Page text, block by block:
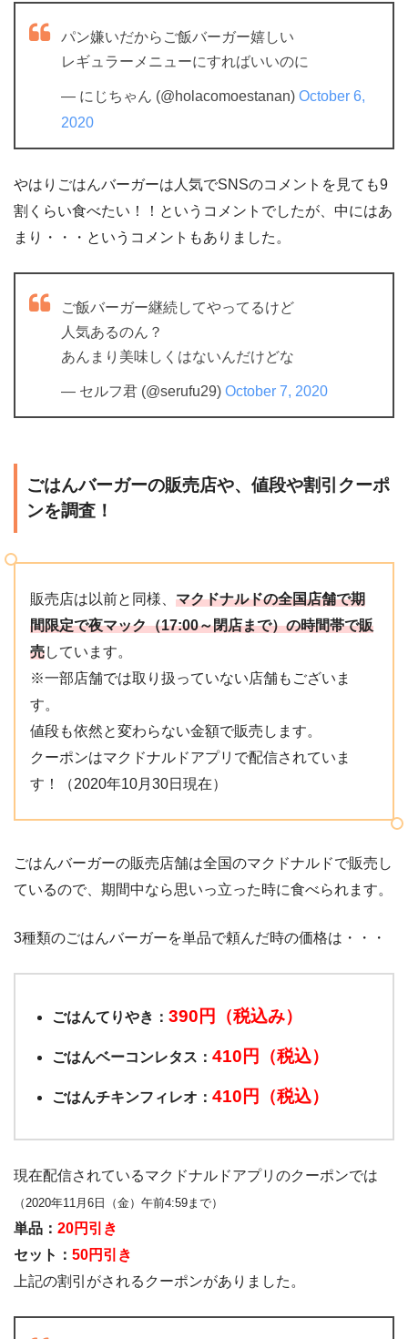
パン嫌いだからご飯バーガー嬉しい
レギュラーメニューにすればいいのに
— にじちゃん (@holacomoestanan) October 6,
2020
やはりごはんバーガーは人気でSNSのコメントを見ても9
割くらい食べたい！！というコメントでしたが、中にはあ
まり・・・というコメントもありました。
ご飯バーガー継続してやってるけど
人気あるのん？
あんまり美味しくはないんだけどな
— セルフ君 (@serufu29) October 7, 2020
ごはんバーガーの販売店や、値段や割引クーポ
ンを調査！
販売店は以前と同様、 マクドナルドの全国店舗で期
間限定で夜マック（17:00～閉店まで）の時間帯で販
売しています。
※一部店舗では取り扱っていない店舗もございま
す。
値段も依然と変わらない金額で販売します。
クーポンはマクドナルドアプリで配信されていま
す！（2020年10月30日現在）
ごはんバーガーの販売店舗は全国のマクドナルドで販売し
ているので、期間中なら思いっ立った時に食べられます。
3種類のごはんバーガーを単品で頼んだ時の価格は・・・
ごはんてりやき： 390円（税込み）
ごはんベーコンレタス： 410円（税込）
ごはんチキンフィレオ： 410円（税込）
現在配信されているマクドナルドアプリのクーポンでは
（2020年11月6日（金）午前4:59まで）
単品： 20円引き
セット： 50円引き
上記の割引がされるクーポンがありました。